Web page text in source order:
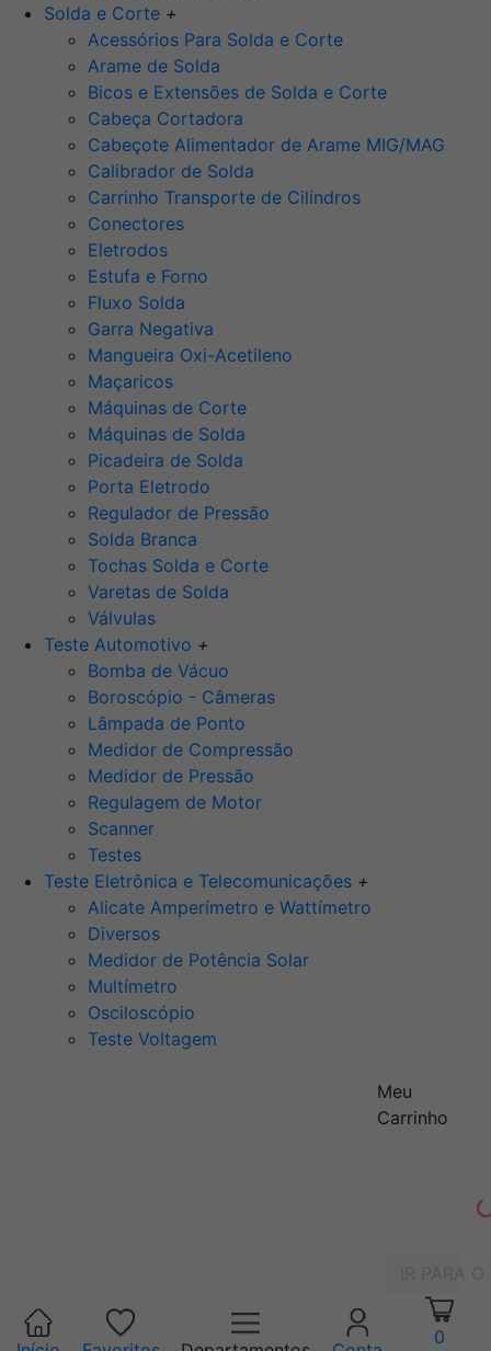
Solda e Corte +
Acessórios Para Solda e Corte
Arame de Solda
Bicos e Extensões de Solda e Corte
Cabeça Cortadora
Cabeçote Alimentador de Arame MIG/MAG
Calibrador de Solda
Carrinho Transporte de Cilindros
Conectores
Eletrodos
Estufa e Forno
Fluxo Solda
Garra Negativa
Mangueira Oxi-Acetileno
Maçaricos
Máquinas de Corte
Máquinas de Solda
Picadeira de Solda
Porta Eletrodo
Regulador de Pressão
Solda Branca
Tochas Solda e Corte
Varetas de Solda
Válvulas
Teste Automotivo +
Bomba de Vácuo
Boroscópio - Câmeras
Lâmpada de Ponto
Medidor de Compressão
Medidor de Pressão
Regulagem de Motor
Scanner
Testes
Teste Eletrônica e Telecomunicações +
Alicate Amperímetro e Wattímetro
Diversos
Medidor de Potência Solar
Multímetro
Osciloscópio
Teste Voltagem
Meu
Carrinho
0